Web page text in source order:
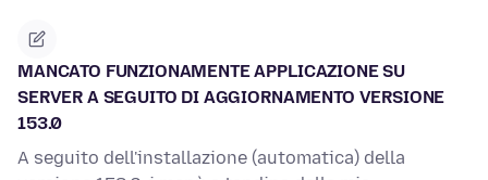
MANCATO FUNZIONAMENTE APPLICAZIONE SU
SERVER A SEGUITO DI AGGIORNAMENTO VERSIONE
153.0
A seguito dell'installazione (automatica) della